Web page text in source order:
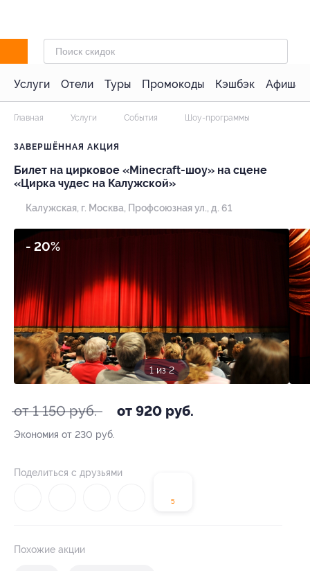
Услуги Отели Туры Промокоды Кэшбэк Афиша
Главная Услуги События Шоу-программы
ЗАВЕРШЁННАЯ АКЦИЯ
Билет на цирковое «Minecraft-шоу» на сцене
«Цирка чудес на Калужской»
Калужская, г. Москва, Профсоюзная ул., д. 61
- 20%
1 из 2
от 1 150 руб. от 920 руб.
Экономия от 230 руб.
5
Поделиться с друзьями
Похожие акции